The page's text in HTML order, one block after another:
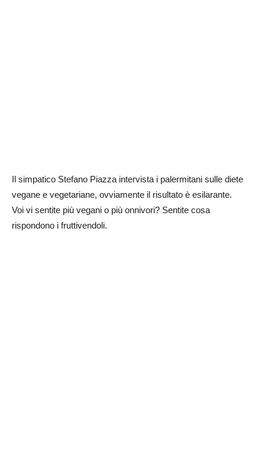
Il simpatico Stefano Piazza intervista i palermitani sulle diete
vegane e vegetariane, ovviamente il risultato è esilarante.
Voi vi sentite più vegani o più onnivori? Sentite cosa
rispondono i fruttivendoli.